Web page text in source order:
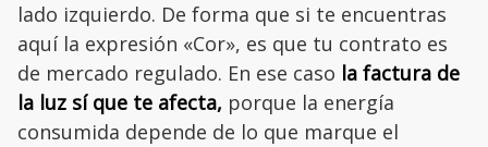
lado izquierdo. De forma que si te encuentras
aquí la expresión «Cor», es que tu contrato es
de mercado regulado. En ese caso la factura de
la luz sí que te afecta, porque la energía
consumida depende de lo que marque el